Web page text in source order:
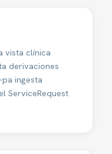
vista clínica
derivaciones
ingesta
ServiceRequest